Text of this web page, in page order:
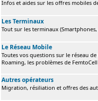
Infos et aides sur les offres mobiles
Les Terminaux
Tout sur les terminaux
Le Réseau Mobile
Toutes vos questions sur le réseau
Roaming, les problèmes de FemtoCell
Autres opérateurs
Migration, résiliation et offres des